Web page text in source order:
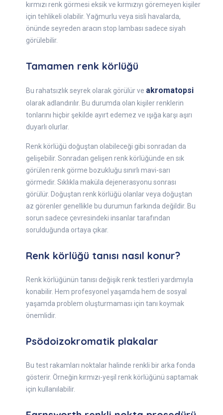
kırmızı renk görmesi eksik ve kırmızıyı göremeyen kişiler
için tehlikeli olabilir. Yağmurlu veya sisli havalarda,
önünde seyreden aracın stop lambası sadece siyah
görülebilir.
Tamamen renk körlüğü
Bu rahatsızlık seyrek olarak görülür ve akromatopsi
olarak adlandırılır. Bu durumda olan kişiler renklerin
tonlarını hiçbir şekilde ayırt edemez ve ışığa karşı aşırı
duyarlı olurlar.
Renk körlüğü doğuştan olabileceği gibi sonradan da
gelişebilir. Sonradan gelişen renk körlüğünde en sık
görülen renk görme bozukluğu sınırlı mavi-sarı
görmedir. Sıklıkla maküla dejenerasyonu sonrası
görülür. Doğuştan renk körlüğü olanlar veya doğuştan
az görenler genellikle bu durumun farkında değildir. Bu
sorun sadece çevresindeki insanlar tarafından
sorulduğunda ortaya çıkar.
Renk körlüğü tanısı nasıl konur?
Renk körlüğünün tanısı değişik renk testleri yardımıyla
konabilir. Hem profesyonel yaşamda hem de sosyal
yaşamda problem oluşturmaması için tanı koymak
önemlidir.
Psödoizokromatik plakalar
Bu test rakamları noktalar halinde renkli bir arka fonda
gösterir. Örneğin kırmızı-yeşil renk körlüğünü saptamak
için kullanılabilir.